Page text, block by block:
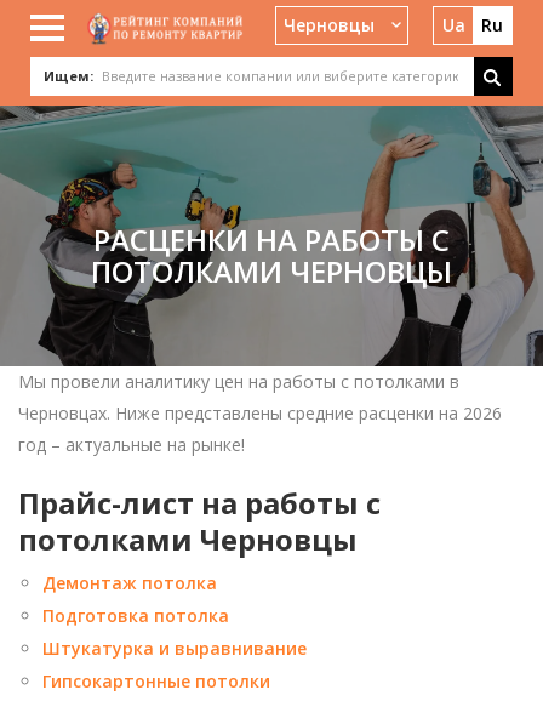
Черновцы Ua Ru
Ищем:
РАСЦЕНКИ НА РАБОТЫ С
ПОТОЛКАМИ ЧЕРНОВЦЫ
Мы провели аналитику цен на работы с потолками в
Черновцах. Ниже представлены средние расценки на 2026
год – актуальные на рынке!
Прайс-лист на работы с
потолками Черновцы
Демонтаж потолка
Подготовка потолка
Штукатурка и выравнивание
Гипсокартонные потолки